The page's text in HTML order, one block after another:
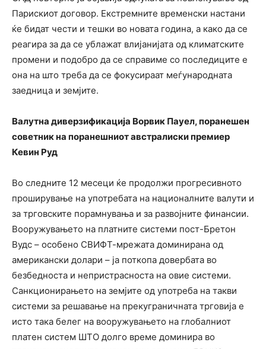
Парискиот договор. Екстремните временски настани
ќе бидат чести и тешки во новата година, а како да се
реагира за да се ублажат влијанијата од климатските
промени и подобро да се справиме со последиците е
она на што треба да се фокусираат меѓународната
заедница и земјите.
Валутна диверзификација Ворвик Пауел, поранешен
советник на поранешниот австралиски премиер
Кевин Руд
Во следните 12 месеци ќе продолжи прогресивното
проширување на употребата на националните валути и
за трговските порамнувања и за развојните финансии.
Вооружувањето на платните системи пост-Бретон
Вудс – особено СВИФТ-мрежата доминирана од
американски долари – ја поткопа довербата во
безбедноста и непристрасноста на овие системи.
Санкционирањето на земјите од употреба на такви
системи за решавање на прекуграничната трговија е
исто така белег на вооружувањето на глобалниот
платен систем ШТО долго време доминира во